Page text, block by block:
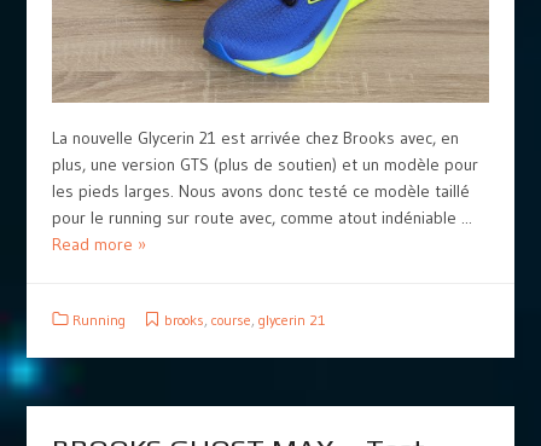
La nouvelle Glycerin 21 est arrivée chez Brooks avec, en
plus, une version GTS (plus de soutien) et un modèle pour
les pieds larges. Nous avons donc testé ce modèle taillé
pour le running sur route avec, comme atout indéniable ...
Read more »
Running brooks course glycerin 21